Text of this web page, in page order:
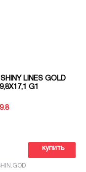
LINES GOLD
G1
купить